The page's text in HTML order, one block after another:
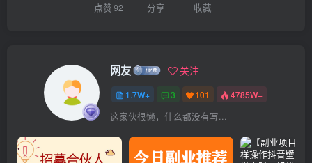
点赞92 分享 收藏
网友 关注
1.7W+ 3 101 4785W+
这家伙很懒，什么都没有写...